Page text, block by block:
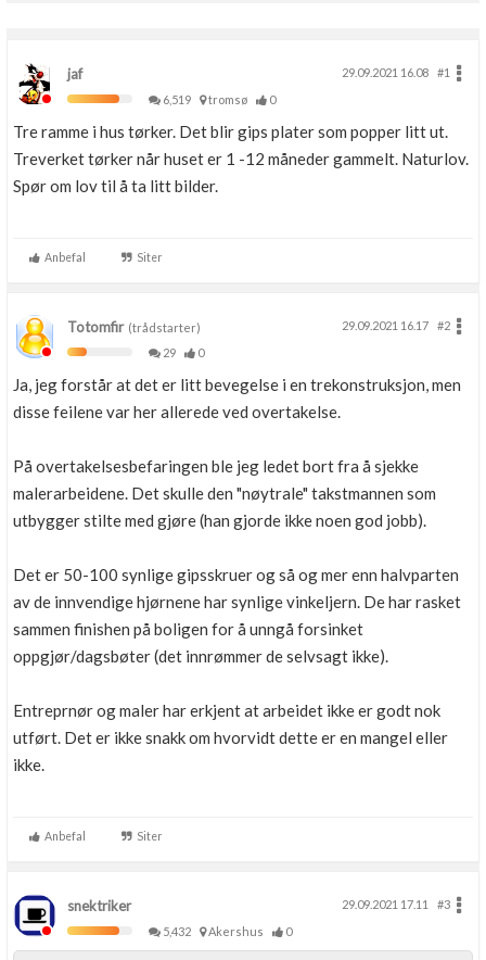
jaf 29.09.2021 16.08
#1
6,519
tromsø 0
Tre ramme i hus tørker. Det blir gips plater som popper litt ut.
Treverket tørker når huset er 1 -12 måneder gammelt. Naturlov.
Spør om lov til å ta litt bilder.
Anbefal Siter
Totomfir(trådstarter) 29.09.2021 16.17
#2
29
0
Ja, jeg forstår at det er litt bevegelse i en trekonstruksjon, men
disse feilene var her allerede ved overtakelse.
På overtakelsesbefaringen ble jeg ledet bort fra å sjekke
malerarbeidene. Det skulle den "nøytrale" takstmannen som
utbygger stilte med gjøre (han gjorde ikke noen god jobb).
Det er 50-100 synlige gipsskruer og så og mer enn halvparten
av de innvendige hjørnene har synlige vinkeljern. De har rasket
sammen finishen på boligen for å unngå forsinket
oppgjør/dagsbøter (det innrømmer de selvsagt ikke).
Entreprnør og maler har erkjent at arbeidet ikke er godt nok
utført. Det er ikke snakk om hvorvidt dette er en mangel eller
ikke.
Anbefal Siter
snektriker 29.09.2021 17.11
#3
5,432
Akershus 0